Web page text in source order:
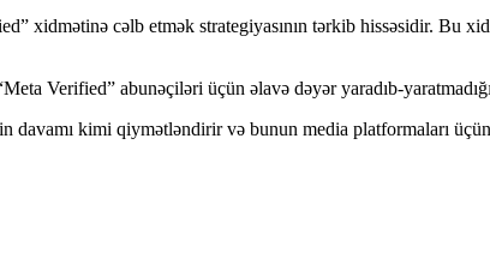
xidmətinə cəlb etmək strategiyasının tərkib hissəsidir. Bu
Verified” abunəçiləri üçün əlavə dəyər yaradıb-
kimi qiymətləndirir və bunun media platformaları üçün